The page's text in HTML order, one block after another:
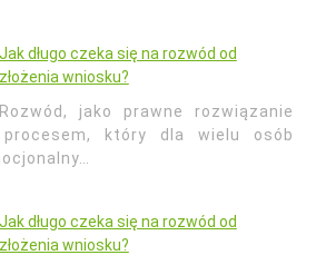
Jak długo czeka się na rozwód od
złożenia wniosku?
Rozwód, jako prawne rozwiązanie
procesem, który dla wielu osób
Jak długo czeka się na rozwód od
złożenia wniosku?